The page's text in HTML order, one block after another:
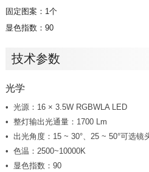
固定图案： 1个
显色指数：90
技术参数
光学
光源：16 × 3.5W RGBWLA LED
整灯输出光通量：1700 Lm
出光角度：15 ~ 30°、25 ~ 50°可选镜
色温：2500~10000K
显色指数：90